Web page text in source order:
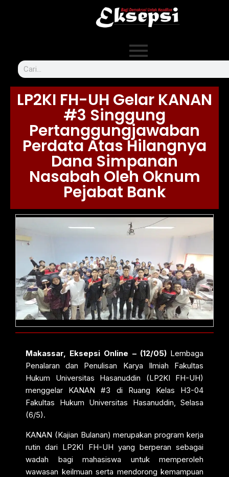
LP2KI FH-UH Gelar KANAN
#3 Singgung
Pertanggungjawaban
Perdata Atas Hilangnya
Dana Simpanan
Nasabah Oleh Oknum
Pejabat Bank
Makassar, Eksepsi Online – (12/05)Lembaga
Penalaran dan Penulisan Karya Ilmiah Fakultas
Hukum Universitas Hasanuddin (LP2KI FH-UH)
menggelar KANAN #3 di Ruang Kelas H3-04
Fakultas Hukum Universitas Hasanuddin, Selasa
(6/5).
KANAN (Kajian Bulanan) merupakan program kerja
rutin dari LP2KI FH-UH yang berperan sebagai
wadah bagi mahasiswa untuk memperoleh
wawasan keilmuan serta mendorong kemampuan